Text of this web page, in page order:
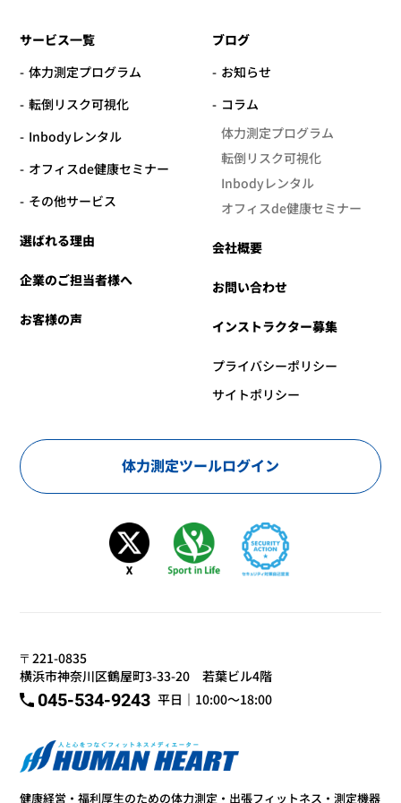
サービス一覧
体力測定プログラム
転倒リスク可視化
Inbodyレンタル
オフィスde健康セミナー
その他サービス
選ばれる理由
企業のご担当者様へ
お客様の声
ブログ
お知らせ
コラム
体力測定プログラム
転倒リスク可視化
Inbodyレンタル
オフィスde健康セミナー
会社概要
お問い合わせ
インストラクター募集
プライバシーポリシー
サイトポリシー
体力測定ツールログイン
〒221-0835
横浜市神奈川区鶴屋町3-33-20 若葉ビル4階
045-534-9243 平日｜10:00～18:00
健康経営・福利厚生のための体力測定・出張フィットネス・測定機器